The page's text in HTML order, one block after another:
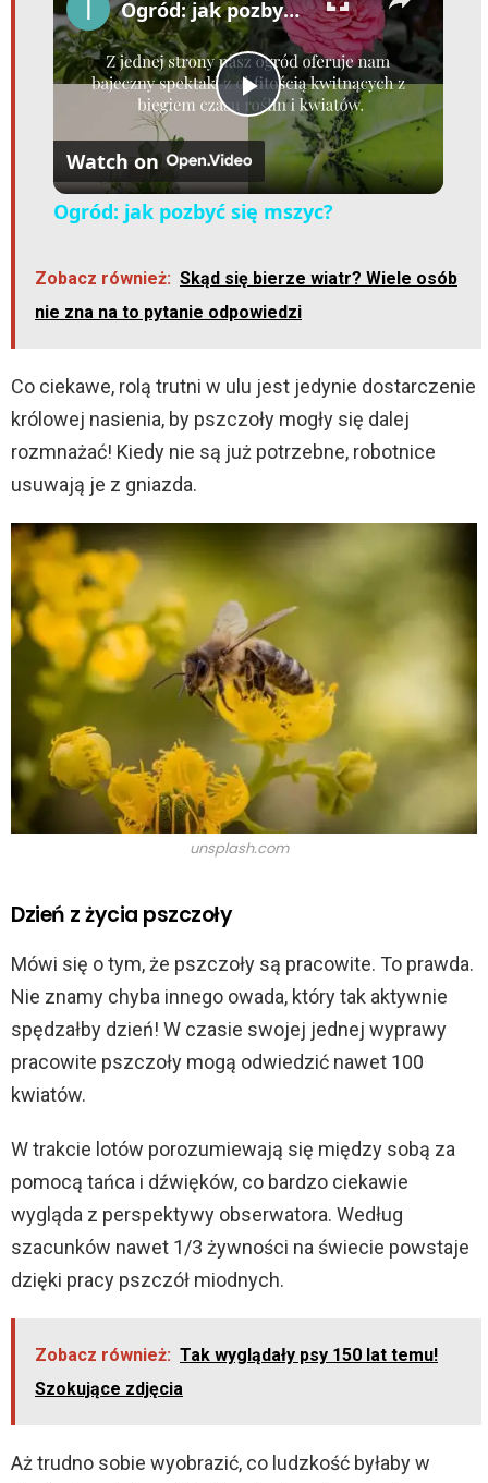
P
l
y
V
i
e
o
Ogród: jak pozbyć się mszyc?
Watch on
Ogród: jak pozbyć się mszyc?
Zobacz również: Skąd się bierze wiatr? Wiele osób
nie zna na to pytanie odpowiedzi
Co ciekawe, rolą trutni w ulu jest jedynie dostarczenie
królowej nasienia, by pszczoły mogły się dalej
rozmnażać! Kiedy nie są już potrzebne, robotnice
usuwają je z gniazda.
unsplash.com
Dzień z życia pszczoły
Mówi się o tym, że pszczoły są pracowite. To prawda.
Nie znamy chyba innego owada, który tak aktywnie
spędzałby dzień! W czasie swojej jednej wyprawy
pracowite pszczoły mogą odwiedzić nawet 100
kwiatów.
W trakcie lotów porozumiewają się między sobą za
pomocą tańca i dźwięków, co bardzo ciekawie
wygląda z perspektywy obserwatora. Według
szacunków nawet 1/3 żywności na świecie powstaje
dzięki pracy pszczół miodnych.
Zobacz również: Tak wyglądały psy 150 lat temu!
Szokujące zdjęcia
Aż trudno sobie wyobrazić, co ludzkość byłaby w